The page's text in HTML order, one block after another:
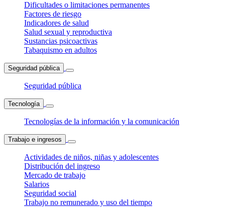
Dificultades o limitaciones permanentes
Factores de riesgo
Indicadores de salud
Salud sexual y reproductiva
Sustancias psicoactivas
Tabaquismo en adultos
Seguridad pública
Seguridad pública
Tecnología
Tecnologías de la información y la comunicación
Trabajo e ingresos
Actividades de niños, niñas y adolescentes
Distribución del ingreso
Mercado de trabajo
Salarios
Seguridad social
Trabajo no remunerado y uso del tiempo